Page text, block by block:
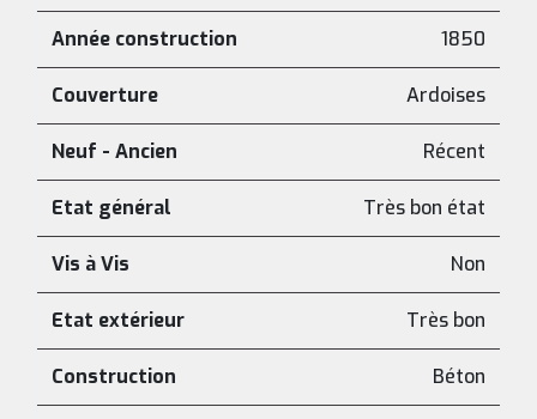
Année construction 1850
Couverture Ardoises
Neuf - Ancien Récent
Etat général Très bon état
Vis à Vis Non
Etat extérieur Très bon
Construction Béton